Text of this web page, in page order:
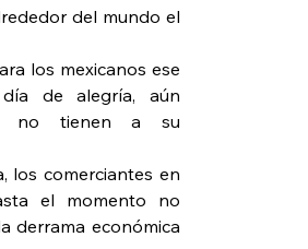
del mundo el
los mexicanos ese
de alegría, aún
no tienen a su
los comerciantes en
el momento no
derrama económica